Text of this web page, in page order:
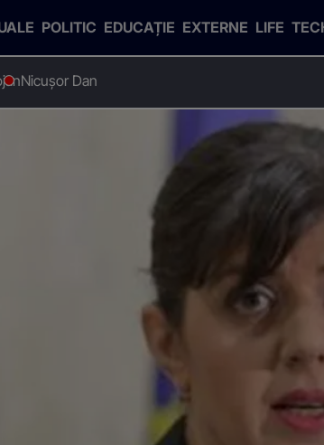
POLITIC EDUCAȚIE EXTERNE LIFE
Nicușor Dan
cazul Kovesi
CEDO în cazul